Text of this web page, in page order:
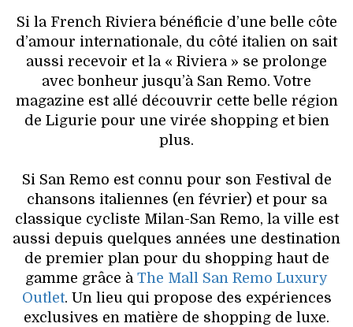
AUTO
LIEUX TENDANCES
BEAUTÉ
MODE DE RUE
JEUNES CRÉATEURS
HISTOIRE DES MARQUES
DÉCO
VOYAGES & LOISIRS
Si la French Riviera bénéficie d’une belle côte
d’amour internationale, du côté italien on sait
aussi recevoir et la « Riviera » se prolonge
avec bonheur jusqu’à San Remo. Votre
magazine est allé découvrir cette belle région
de Ligurie pour une virée shopping et bien
plus.
Si San Remo est connu pour son Festival de
chansons italiennes (en février) et pour sa
classique cycliste Milan-San Remo, la ville est
aussi depuis quelques années une destination
de premier plan pour du shopping haut de
gamme grâce à The Mall San Remo Luxury
Outlet. Un lieu qui propose des expériences
exclusives en matière de shopping de luxe.